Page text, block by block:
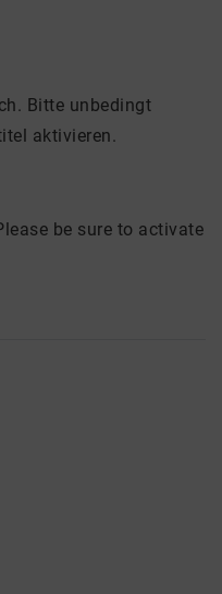
Bitte unbedingt
aktivieren.
be sure to activate